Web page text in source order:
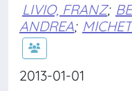
LIVIO, FRANZ;
ANDREA;
2013-01-01